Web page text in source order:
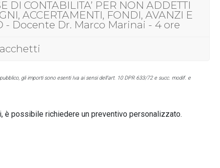
DI CONTABILITA’ PER NON ADDETTI
ACCERTAMENTI, FONDI, AVANZI E
- Docente Dr. Marco Marinai - 4 ore
gli importi sono esenti Iva ai sensi dell’art. 10 DPR 633/72 e succ. modif. e
possibile richiedere un preventivo personalizzato.